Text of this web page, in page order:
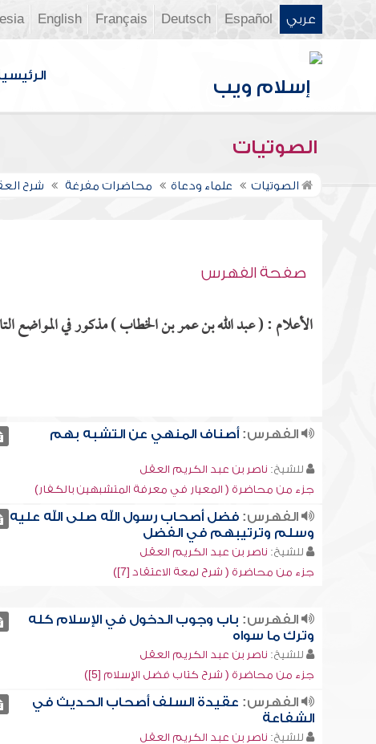
عربي Español
Deutsch
Français
English
الصوتيات
الصوتيات علماء ودعاة محاضرات مفرغة شرح
صفحة الفهرس
الأعلام : ( عبد الله بن عمر بن الخطاب ) مذكور في المواضع
الفهرس:أصناف المنهي عن التشبه بهم
للشيخ: ناصر بن عبد الكريم العقل
جزء من محاضرة ( المعيار في معرفة المتشبهين بالكفار)
الفهرس:فضل أصحاب رسول الله صلى الله عليه
وسلم وترتيبهم في الفضل
للشيخ: ناصر بن عبد الكريم العقل
جزء من محاضرة ( شرح لمعة الاعتقاد [7])
الفهرس: باب وجوب الدخول في الإسلام كله
وترك ما سواه
للشيخ: ناصر بن عبد الكريم العقل
جزء من محاضرة ( شرح كتاب فضل الإسلام [5])
الفهرس: عقيدة السلف أصحاب الحديث في
الشفاعة
للشيخ: ناصر بن عبد الكريم العقل